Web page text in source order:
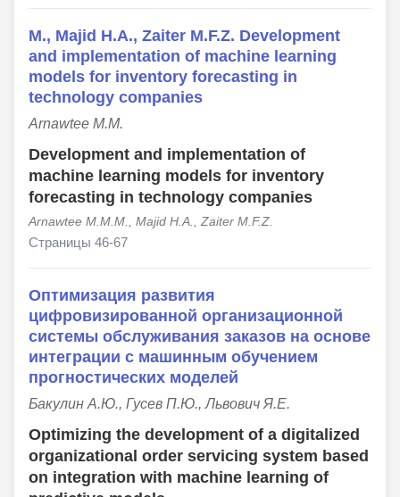
M., Majid H.A., Zaiter M.F.Z. Development
and implementation of machine learning
models for inventory forecasting in
technology companies
Arnawtee M.M.
Development and implementation of
machine learning models for inventory
forecasting in technology companies
Arnawtee M.M.M., Majid H.A., Zaiter M.F.Z.
Страницы 46-67
Оптимизация развития
цифровизированной организационной
системы обслуживания заказов на основе
интеграции с машинным обучением
прогностических моделей
Бакулин А.Ю., Гусев П.Ю., Львович Я.Е.
Optimizing the development of a digitalized
organizational order servicing system based
on integration with machine learning of